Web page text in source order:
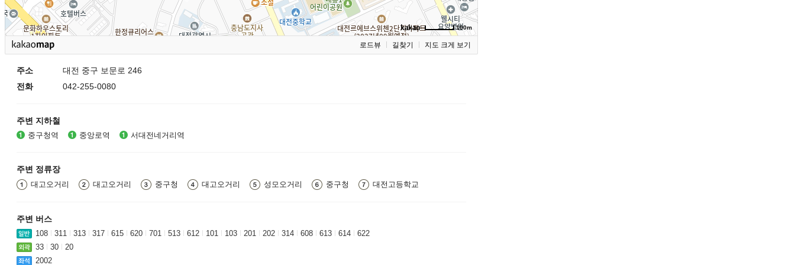
100m
로드뷰 길찾기 지도 크게 보기
주소
대전 중구 보문로 246
전화
042-255-0080
주변 지하철
중구청역 중앙로역 서대전네거리역
주변 정류장
대고오거리 대고오거리 중구청 대고오거리 성모오거리 중구청 대전고등학교
주변 버스
108 311 313 317 615 620 701 513 612 101 103 201 202 314 608 613 614
622
33
30
20
2002